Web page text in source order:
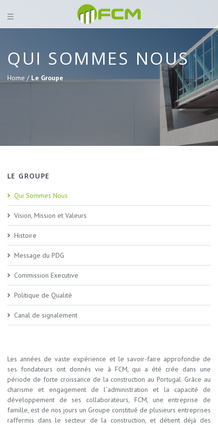
QUI SOMMES NOUS
Home /Le Groupe
LE GROUPE
Qui Sommes Nous
Vision, Mission et Valeurs
Histoire
Message du PDG
Commission Executive
Politique de Qualité
Canal de signalement
Les années de vaste expérience et le savoir-faire approfondie de
ses fondateurs ont donnés vie à FCM, qui a été crée dans une
période de forte croissance de la construction au Portugal. Grâce au
charisme et engagement de l`administration et la capacité de
développement de ses collaborateurs, FCM, une entreprise de
famille, est de nos jours un Groupe constitué de plusieurs entreprises
raffermis dans le secteur de la construction, et détient déjà des